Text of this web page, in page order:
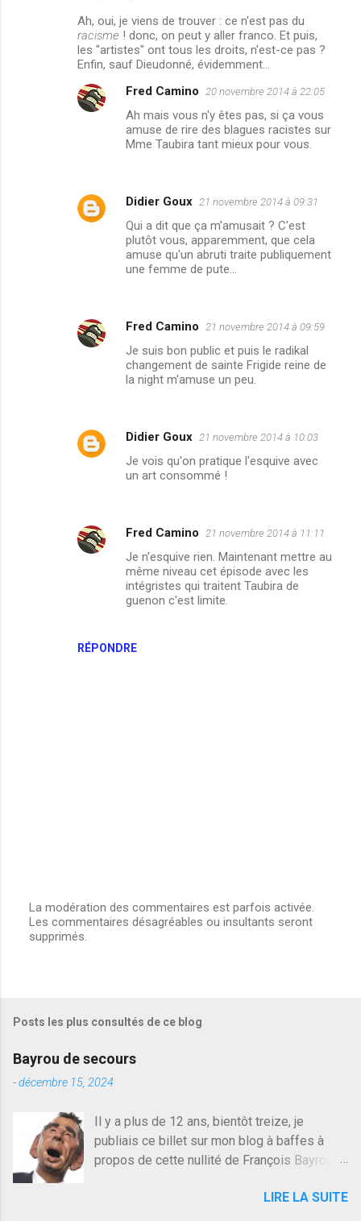
Ah, oui, je viens de trouver : ce n'est pas du
racisme ! donc, on peut y aller franco. Et puis,
les "artistes" ont tous les droits, n'est-ce pas ?
Enfin, sauf Dieudonné, évidemment…
RÉPONDRE
Fred Camino 20 novembre 2014 à 22:05
Ah mais vous n'y êtes pas, si ça vous
amuse de rire des blagues racistes sur
Mme Taubira tant mieux pour vous.
Didier Goux 21 novembre 2014 à 09:31
Qui a dit que ça m'amusait ? C'est
plutôt vous, apparemment, que cela
amuse qu'un abruti traite publiquement
une femme de pute…
Fred Camino 21 novembre 2014 à 09:59
Je suis bon public et puis le radikal
changement de sainte Frigide reine de
la night m'amuse un peu.
Didier Goux 21 novembre 2014 à 10:03
Je vois qu'on pratique l'esquive avec
un art consommé !
Fred Camino 21 novembre 2014 à 11:11
Je n'esquive rien. Maintenant mettre au
même niveau cet épisode avec les
intégristes qui traitent Taubira de
guenon c'est limite.
E
n
t
e
r
u
m
m
e
n
La modération des commentaires est parfois activée.
Les commentaires désagréables ou insultants seront
supprimés.
Posts les plus consultés de ce blog
Bayrou de secours
-décembre 15, 2024
Il y a plus de 12 ans, bientôt treize, je
publiais ce billet sur mon blog à baffes à
propos de cette nullité de François Bayrou. Il
quelqu'un, je ne parle pas des couples mais
LIRE LA SUITE